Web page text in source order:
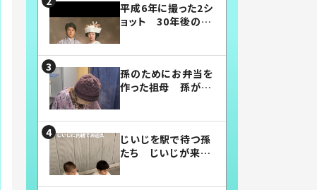
平成6年に撮った2シ
ョット 30年後の姿
孫のためにお弁当を
作った祖母 孫が絶
じいじを駅で待つ孫
たち じいじが来た